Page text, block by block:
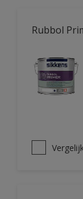
Rubbol